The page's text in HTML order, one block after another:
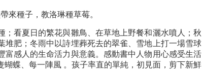
來種子，教洛琳種草莓。
；看夏日的繁花與雛鳥、在草地上野餐和灑水噴人；秋
堆肥；冬雨中以詩埋葬死去的翠雀、雪地上打一場雪球
富感人的生命活力與意義。感動書中人物用心感受生活
蝶、每一陣風 。孩子率直的單純，初見面，剪下新鮮